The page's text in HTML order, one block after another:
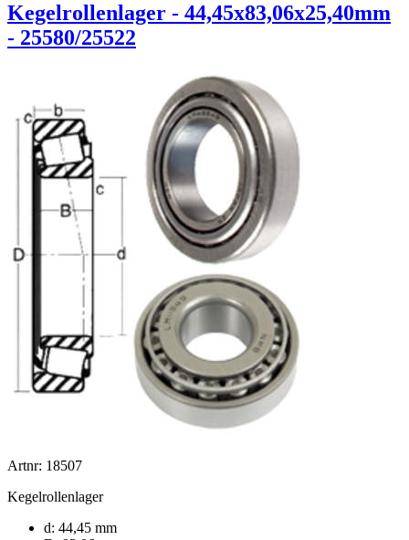
Kegelrollenlager - 44,45x83,06x25,40mm
- 25580/25522
Artnr: 18507
Kegelrollenlager
d: 44,45 mm